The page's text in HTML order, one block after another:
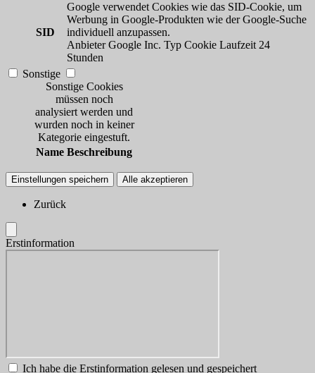
SID
Google verwendet Cookies wie das SID-Cookie, um
Werbung in Google-Produkten wie der Google-Suche
individuell anzupassen.
Anbieter Google Inc. Typ Cookie Laufzeit 24
Stunden
Sonstige
Sonstige Cookies
müssen noch
analysiert werden und
wurden noch in keiner
Kategorie eingestuft.
Name Beschreibung
Einstellungen speichern Alle akzeptieren
Zurück
Erstinformation
Ich habe die Erstinformation gelesen und gespeichert